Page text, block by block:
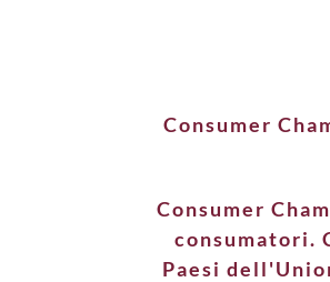
Consumer
Consumer
consumatori.
Paesi